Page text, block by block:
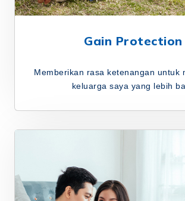
Gain Protection
Memberikan rasa ketenangan untuk
keluarga saya yang lebih